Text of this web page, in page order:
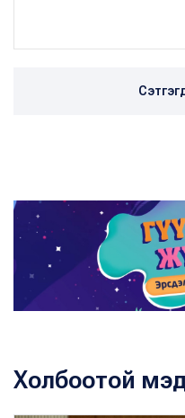
Холбоотой